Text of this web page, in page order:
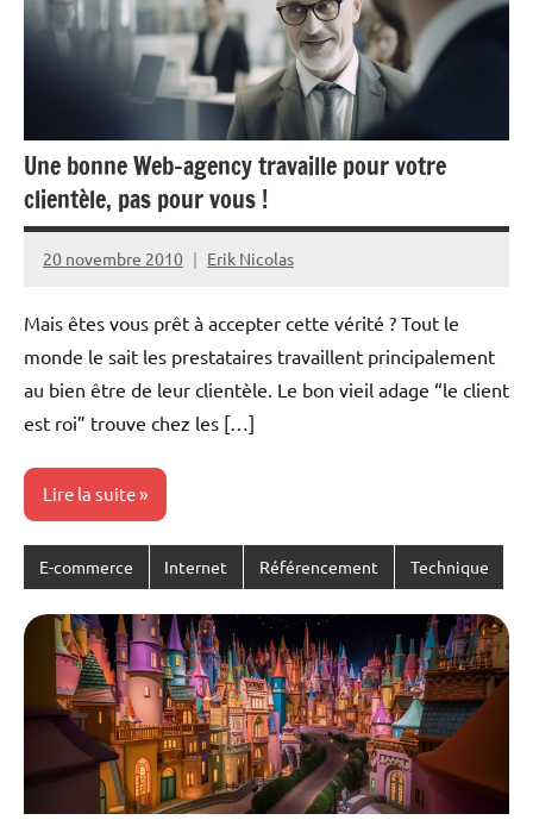
Une bonne Web-agency travaille pour votre
clientèle, pas pour vous !
20 novembre 2010 Erik Nicolas
Aucun
Mais êtes vous prêt à accepter cette vérité ? Tout le
monde le sait les prestataires travaillent principalement
au bien être de leur clientèle. Le bon vieil adage “le client
est roi” trouve chez les […]
Lire la suite
E-commerce Internet Référencement Technique